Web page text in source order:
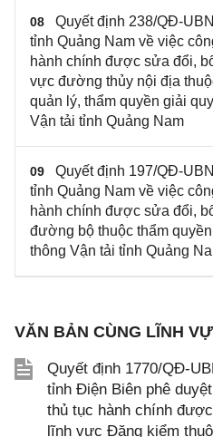
08
Quyết định 238/QĐ-
tỉnh Quảng Nam về việc
hành chính được sửa đổi,
vực đường thủy nội địa
quản lý, thẩm quyền giải
Vận tải tỉnh Quảng Nam
09
Quyết định 197/QĐ-
tỉnh Quảng Nam về việc
hành chính được sửa đổi,
đường bộ thuộc thẩm
thông Vận tải tỉnh Quảng
VĂN BẢN CÙNG LĨNH
Quyết định 1770/QĐ-
tỉnh Điện Biên phê
thủ tục hành chính
lĩnh vực Đăng kiểm